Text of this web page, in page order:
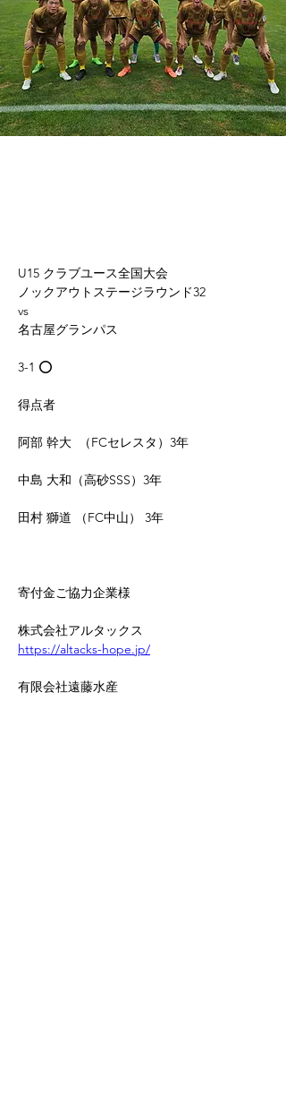
U15 クラブユース全国大会
ノックアウトステージラウンド32
vs
名古屋グランパス
3-1 ⭕️
得点者
阿部 幹大  （FCセレスタ）3年
中島 大和（高砂SSS）3年
田村 獅道 （FC中山） 3年
寄付金ご協力企業様
株式会社アルタックス
https://altacks-hope.jp/
有限会社遠藤水産